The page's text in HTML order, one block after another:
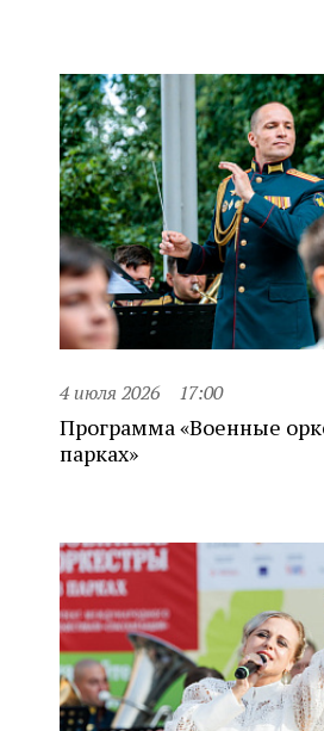
4 июля 2026 17:00
Программа «Военные
парках»